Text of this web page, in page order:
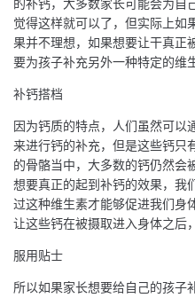
的补钙，大多数家长可能会为自
觉得这样就可以了，但实际上如
果并不理想，如果想要让干真正
要为孩子补充另外一种特定的维
补钙搭档
因为钙质的特点，人们虽然可以
来进行钙的补充，但是这些钙只
的骨骼当中，大多数的钙仍然会
想要真正的起到补钙的效果，我
过这种维生素才能够促进我们身
让这些钙在被摄取进入身体之后
服用贴士
所以如果家长想要给自己的孩子